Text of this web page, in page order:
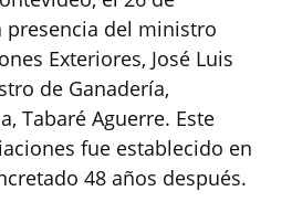
presencia del ministro
Exteriores, José Luis
de Ganadería,
Tabaré Aguerre. Este
fue establecido en
48 años después.